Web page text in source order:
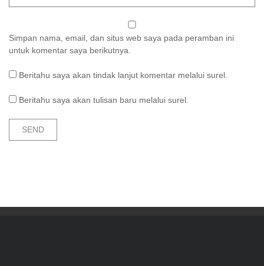
Simpan nama, email, dan situs web saya pada peramban ini
untuk komentar saya berikutnya.
Beritahu saya akan tindak lanjut komentar melalui surel.
Beritahu saya akan tulisan baru melalui surel.